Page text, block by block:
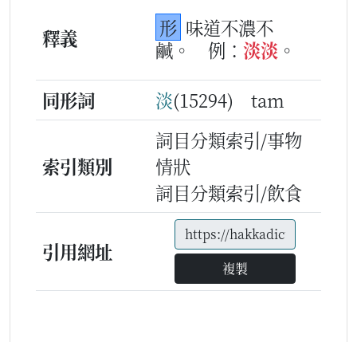
釋義 形 味道不濃不
鹹。
例： 淡淡 。
同形詞
淡(15294) tam
索引類別
詞目分類索引/事物
情狀
詞目分類索引/飲食
引用網址
複製